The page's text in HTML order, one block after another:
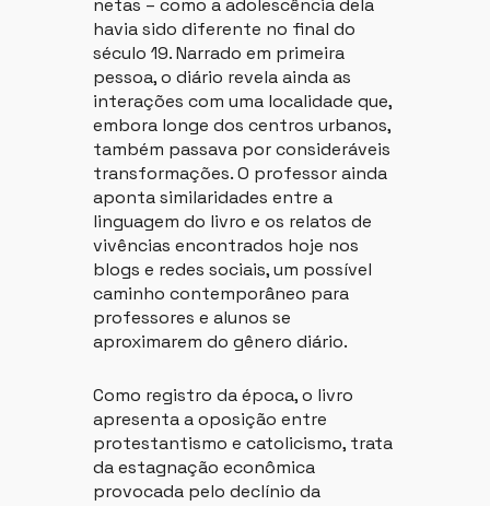
netas – como a adolescência dela
havia sido diferente no final do
século 19. Narrado em primeira
pessoa, o diário revela ainda as
interações com uma localidade que,
embora longe dos centros urbanos,
também passava por consideráveis
transformações. O professor ainda
aponta similaridades entre a
linguagem do livro e os relatos de
vivências encontrados hoje nos
blogs e redes sociais, um possível
caminho contemporâneo para
professores e alunos se
aproximarem do gênero diário.
Como registro da época, o livro
apresenta a oposição entre
protestantismo e catolicismo, trata
da estagnação econômica
provocada pelo declínio da